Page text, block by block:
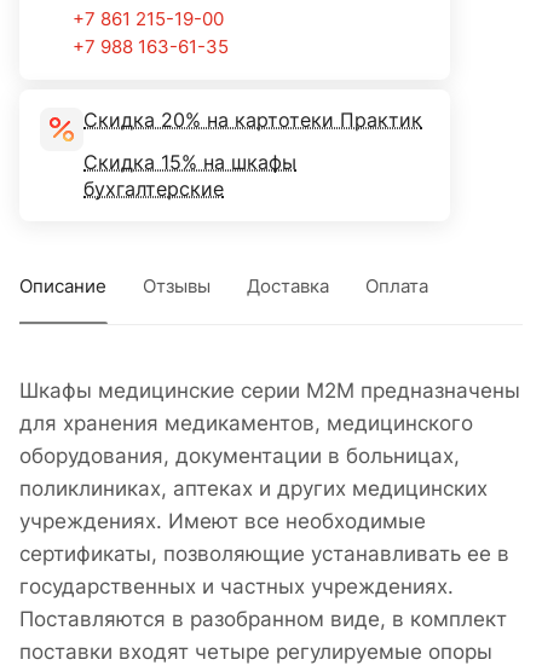
+7 861 215-19-00
+7 988 163-61-35
Скидка 20% на картотеки Практик
Скидка 15% на шкафы
бухгалтерские
Описание Отзывы Доставка Оплата
Шкафы медицинские серии М2М предназначены
для хранения медикаментов, медицинского
оборудования, документации в больницах,
поликлиниках, аптеках и других медицинских
учреждениях. Имеют все необходимые
сертификаты, позволяющие устанавливать ее в
государственных и частных учреждениях.
Поставляются в разобранном виде, в комплект
поставки входят четыре регулируемые опоры